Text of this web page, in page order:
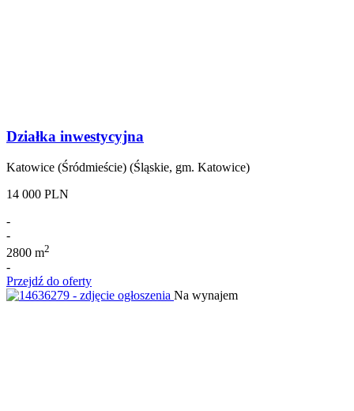
Działka inwestycyjna
Katowice (Śródmieście) (Śląskie, gm. Katowice)
14 000 PLN
-
-
2800 m2
-
Przejdź do oferty
Na wynajem